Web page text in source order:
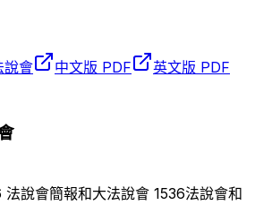
說會 中文版 PDF
英文版 PDF
法說會簡報和大法說會 1536法說會和